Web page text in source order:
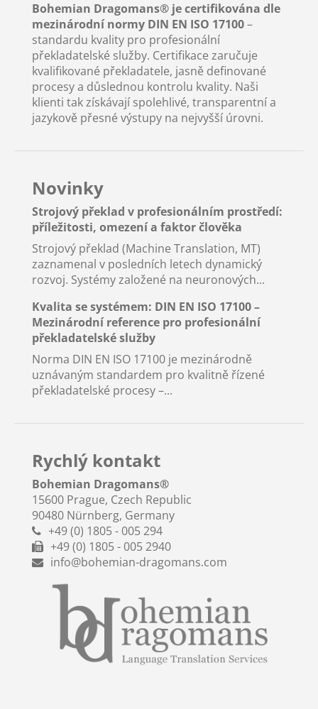
Bohemian Dragomans® je certifikována dle
mezinárodní normy DIN EN ISO 17100–
standardu kvality pro profesionální
překladatelské služby. Certifikace zaručuje
kvalifikované překladatele, jasně definované
procesy a důslednou kontrolu kvality. Naši
klienti tak získávají spolehlivé, transparentní a
jazykově přesné výstupy na nejvyšší úrovni.
Novinky
Strojový překlad v profesionálním prostředí:
příležitosti, omezení a faktor člověka
Strojový překlad (Machine Translation, MT)
zaznamenal v posledních letech dynamický
rozvoj. Systémy založené na neuronových...
Kvalita se systémem: DIN EN ISO 17100 –
Mezinárodní reference pro profesionální
překladatelské služby
Norma DIN EN ISO 17100 je mezinárodně
uznávaným standardem pro kvalitně řízené
překladatelské procesy –...
Rychlý kontakt
Bohemian Dragomans®
15600 Prague, Czech Republic
90480 Nürnberg, Germany
+49 (0) 1805 - 005 294
+49 (0) 1805 - 005 2940
info@bohemian-dragomans.com